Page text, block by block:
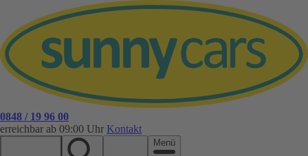
0848 / 19 96 00
erreichbar ab 09:00 Uhr Kontakt
Menü